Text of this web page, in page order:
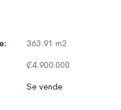
363.91 m2
₡4.900.000
Se vende